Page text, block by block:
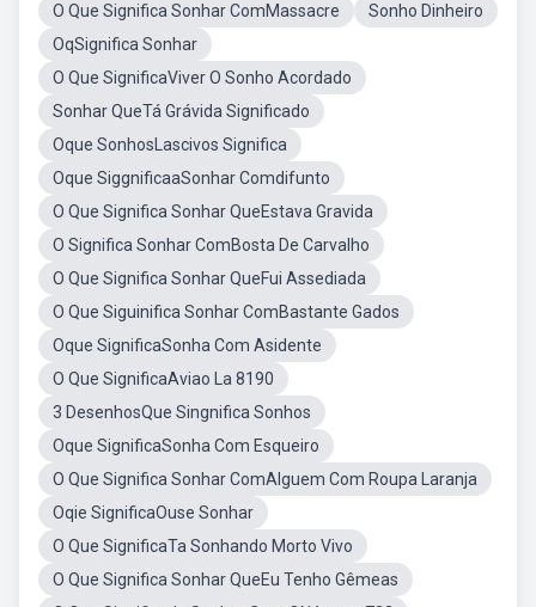
O Que Significa Sonhar ComMassacre
Sonho Dinheiro
OqSignifica Sonhar
O Que SignificaViver O Sonho Acordado
Sonhar QueTá Grávida Significado
Oque SonhosLascivos Significa
Oque SiggnificaaSonhar Comdifunto
O Que Significa Sonhar QueEstava Gravida
O Significa Sonhar ComBosta De Carvalho
O Que Significa Sonhar QueFui Assediada
O Que Siguinifica Sonhar ComBastante Gados
Oque SignificaSonha Com Asidente
O Que SignificaAviao La 8190
3 DesenhosQue Singnifica Sonhos
Oque SignificaSonha Com Esqueiro
O Que Significa Sonhar ComAlguem Com Roupa Laranja
Oqie SignificaOuse Sonhar
O Que SignificaTa Sonhando Morto Vivo
O Que Significa Sonhar QueEu Tenho Gêmeas